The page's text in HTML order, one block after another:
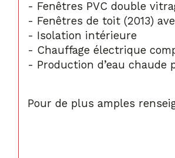
- Fenêtres PVC double
- Fenêtres de toit (2013)
- Isolation intérieure
- Chauffage électrique
- Production d’eau
Pour de plus amples